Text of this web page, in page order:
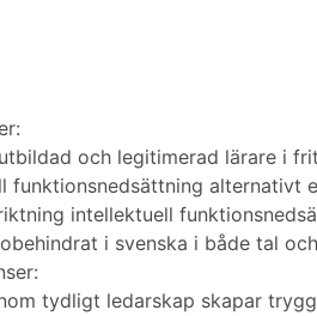
och legitimerad lärare i
funktionsnedsättning
intellektuell
i svenska i både tal
tydligt ledarskap skapar